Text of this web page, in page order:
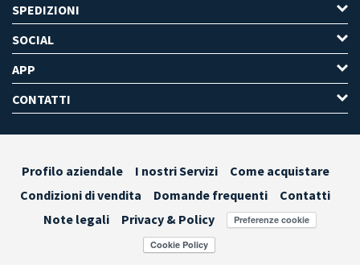
SPEDIZIONI
SOCIAL
APP
CONTATTI
Profilo aziendale I nostri Servizi
Come acquistare
Condizioni di vendita
Domande frequenti
Contatti
Note legali
Privacy & Policy Preferenze cookie